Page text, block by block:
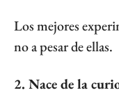
Los mejores
no a pesar de ellas.
2. Nace de la